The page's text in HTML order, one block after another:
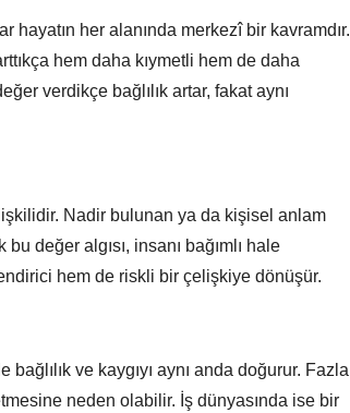
hayatın her alanında merkezî bir kavramdır.
hem daha kıymetli hem de daha
verdikçe bağlılık artar, fakat aynı
Nadir bulunan ya da kişisel anlam
değer algısı, insanı bağımlı hale
hem de riskli bir çelişkiye dönüşür.
ve kaygıyı aynı anda doğurur. Fazla
neden olabilir. İş dünyasında ise bir